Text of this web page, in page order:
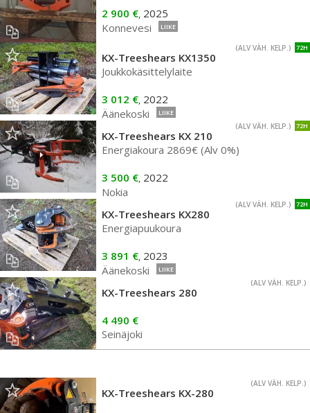
2 900 €, 2025
Konnevesi
LIIKE
72H
(ALV VÄH. KELP.)
KX-Treeshears KX1350
Joukkokäsittelylaite
3 012 €, 2022
Äänekoski
LIIKE
72H
(ALV VÄH. KELP.)
KX-Treeshears KX 210
Energiakoura 2869€ (Alv 0%)
3 500 €, 2022
Nokia
72H
(ALV VÄH. KELP.)
KX-Treeshears KX280
Energiapuukoura
3 891 €, 2023
Äänekoski
LIIKE
(ALV VÄH. KELP.)
KX-Treeshears 280
4 490 €
Seinäjoki
(ALV VÄH. KELP.)
KX-Treeshears KX-280